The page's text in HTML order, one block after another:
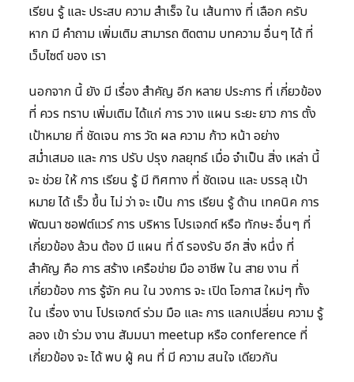
เรียน รู้ และ ประสบ ความ สำเร็จ ใน เส้นทาง ที่ เลือก ครับ
หาก มี คำถาม เพิ่มเติม สามารถ ติดตาม บทความ อื่นๆ ได้ ที่
เว็บไซต์ ของ เรา
นอกจาก นี้ ยัง มี เรื่อง สำคัญ อีก หลาย ประการ ที่ เกี่ยวข้อง
ที่ ควร ทราบ เพิ่มเติม ได้แก่ การ วาง แผน ระยะ ยาว การ ตั้ง
เป้าหมาย ที่ ชัดเจน การ วัด ผล ความ ก้าว หน้า อย่าง
สม่ำเสมอ และ การ ปรับ ปรุง กลยุทธ์ เมื่อ จำเป็น สิ่ง เหล่า นี้
จะ ช่วย ให้ การ เรียน รู้ มี ทิศทาง ที่ ชัดเจน และ บรรลุ เป้า
หมาย ได้ เร็ว ขึ้น ไม่ ว่า จะ เป็น การ เรียน รู้ ด้าน เทคนิค การ
พัฒนา ซอฟต์แวร์ การ บริหาร โปรเจกต์ หรือ ทักษะ อื่นๆ ที่
เกี่ยวข้อง ล้วน ต้อง มี แผน ที่ ดี รองรับ อีก สิ่ง หนึ่ง ที่
สำคัญ คือ การ สร้าง เครือข่าย มือ อาชีพ ใน สาย งาน ที่
เกี่ยวข้อง การ รู้จัก คน ใน วงการ จะ เปิด โอกาส ใหม่ๆ ทั้ง
ใน เรื่อง งาน โปรเจกต์ ร่วม มือ และ การ แลกเปลี่ยน ความ รู้
ลอง เข้า ร่วม งาน สัมมนา meetup หรือ conference ที่
เกี่ยวข้อง จะ ได้ พบ ผู้ คน ที่ มี ความ สนใจ เดียวกัน